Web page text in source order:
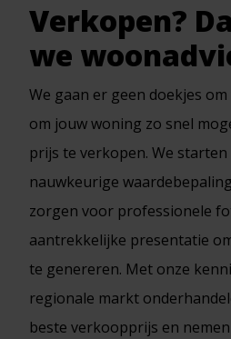
Verkopen?
we
We gaan er geen doekjes
om jouw woning zo snel
prijs te verkopen. We starten
nauwkeurige
zorgen voor professionele
aantrekkelijke presentatie
te genereren. Met onze
regionale markt
beste verkoopprijs en